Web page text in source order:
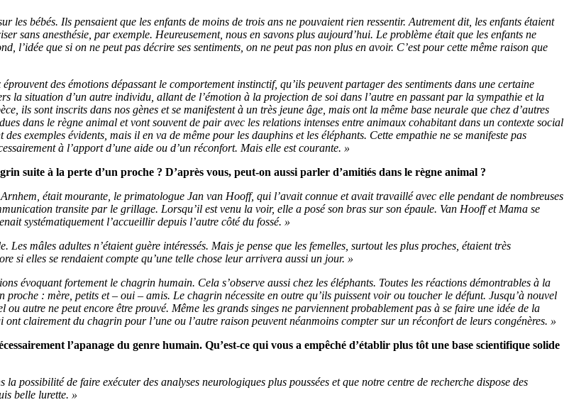
les bébés. Ils pensaient que les enfants de moins de trois ans ne pouvaient rien ressentir. Autrement dit, les enfants étaient
sans anesthésie, par exemple. Heureusement, nous en savons plus aujourd’hui. Le problème était que les enfants ne
l’idée que si on ne peut pas décrire ses sentiments, on ne peut pas non plus en avoir. C’est pour cette même raison que
des émotions dépassant le comportement instinctif, qu’ils peuvent partager des sentiments dans une certaine
la situation d’un autre individu, allant de l’émotion à la projection de soi dans l’autre en passant par la sympathie et la
ils sont inscrits dans nos gènes et se manifestent à un très jeune âge, mais ont la même base neurale que chez d’autres
dans le règne animal et vont souvent de pair avec les relations intenses entre animaux cohabitant dans un contexte social
exemples évidents, mais il en va de même pour les dauphins et les éléphants. Cette empathie ne se manifeste pas
à l’apport d’une aide ou d’un réconfort. Mais elle est courante. »
suite à la perte d’un proche ? D’après vous, peut-on aussi parler d’amitiés dans le règne animal ?
était mourante, le primatologue Jan van Hooff, qui l’avait connue et avait travaillé avec elle pendant de nombreuses
transite par le grillage. Lorsqu’il est venu la voir, elle a posé son bras sur son épaule. Van Hooff et Mama se
systématiquement l’accueillir depuis l’autre côté du fossé. »
mâles adultes n’étaient guère intéressés. Mais je pense que les femelles, surtout les plus proches, étaient très
si elles se rendaient compte qu’une telle chose leur arrivera aussi un jour. »
évoquant fortement le chagrin humain. Cela s’observe aussi chez les éléphants. Toutes les réactions démontrables à la
: mère, petits et – oui – amis. Le chagrin nécessite en outre qu’ils puissent voir ou toucher le défunt. Jusqu’à nouvel
autre ne peut encore être prouvé. Même les grands singes ne parviennent probablement pas à se faire une idée de la
clairement du chagrin pour l’une ou l’autre raison peuvent néanmoins compter sur un réconfort de leurs congénères. »
l’apanage du genre humain. Qu’est-ce qui vous a empêché d’établir plus tôt une base scientifique solide
possibilité de faire exécuter des analyses neurologiques plus poussées et que notre centre de recherche dispose des
belle lurette. »